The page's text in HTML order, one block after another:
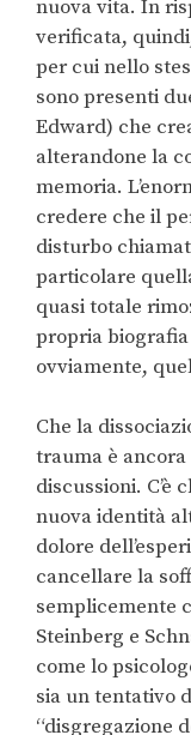
nuova vita. In
verificata,
per cui nello
sono presenti
Edward) che
alterandone la
memoria.
credere che il
disturbo
particolare
quasi totale
propria
ovviamente,
Che la
trauma è
discussioni. C’è
nuova identità
dolore
cancellare la
semplicemente
Steinberg e
come lo
sia un tentativo
“disgregazione